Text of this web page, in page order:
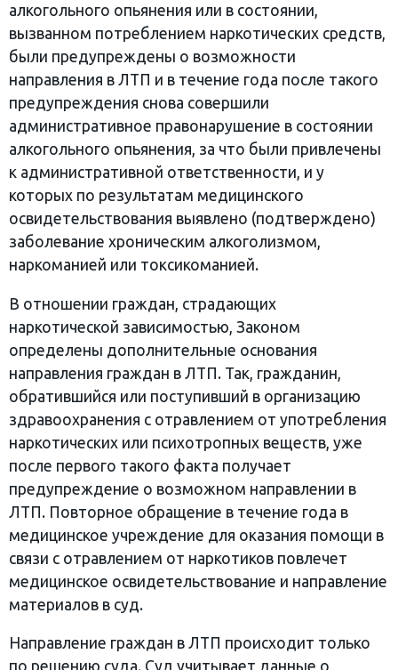
алкогольного опьянения или в состоянии,
вызванном потреблением наркотических средств,
были предупреждены о возможности
направления в ЛТП и в течение года после такого
предупреждения снова совершили
административное правонарушение в состоянии
алкогольного опьянения, за что были привлечены
к административной ответственности, и у
которых по результатам медицинского
освидетельствования выявлено (подтверждено)
заболевание хроническим алкоголизмом,
наркоманией или токсикоманией.
В отношении граждан, страдающих
наркотической зависимостью, Законом
определены дополнительные основания
направления граждан в ЛТП. Так, гражданин,
обратившийся или поступивший в организацию
здравоохранения с отравлением от употребления
наркотических или психотропных веществ, уже
после первого такого факта получает
предупреждение о возможном направлении в
ЛТП. Повторное обращение в течение года в
медицинское учреждение для оказания помощи в
связи с отравлением от наркотиков повлечет
медицинское освидетельствование и направление
материалов в суд.
Направление граждан в ЛТП происходит только
по решению суда. Суд учитывает данные о